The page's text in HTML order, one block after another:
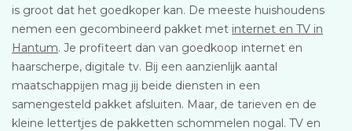
is groot dat het goedkoper kan. De meeste huishoudens
nemen een gecombineerd pakket met internet en TV in
Hantum. Je profiteert dan van goedkoop internet en
haarscherpe, digitale tv. Bij een aanzienlijk aantal
maatschappijen mag jij beide diensten in een
samengesteld pakket afsluiten. Maar, de tarieven en de
kleine lettertjes de pakketten schommelen nogal. TV en